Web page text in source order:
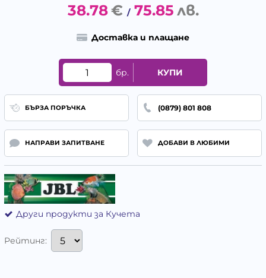
38.78€ / 75.85 лв.
Доставка и плащане
бр. КУПИ
БЪРЗА ПОРЪЧКА (0879) 801 808
НАПРАВИ ЗАПИТВАНЕ ДОБАВИ В ЛЮБИМИ
Други продукти за Кучета
Рейтинг: